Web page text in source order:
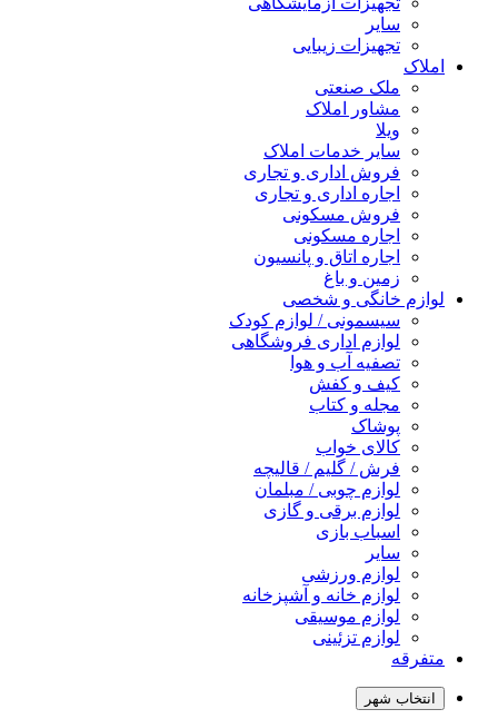
سایر
تجهیزات زیبایی
املاک
ملک صنعتی
مشاور املاک
ویلا
سایر خدمات املاک
فروش اداری و تجاری
اجاره اداری و تجاری
فروش مسکونی
اجاره مسکونی
اجاره اتاق و پانسیون
زمین و باغ
لوازم خانگی و شخصی
سیسمونی / لوازم کودک
لوازم اداری فروشگاهی
تصفیه آب و هوا
کیف و کفش
مجله و کتاب
پوشاک
کالای خواب
فرش / گلیم / قالیچه
لوازم چوبی / مبلمان
لوازم برقی و گازی
اسباب بازی
سایر
لوازم ورزشی
لوازم خانه و آشپزخانه
لوازم موسیقی
لوازم تزئینی
متفرقه
انتخاب شهر